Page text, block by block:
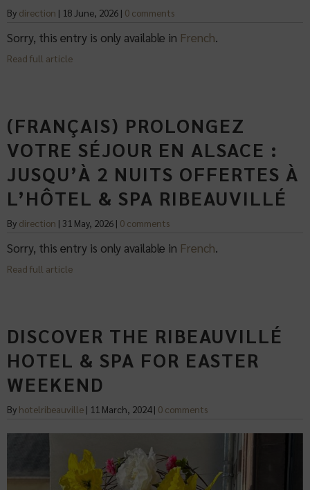
By direction | 18 June, 2026 | 0 comments
Sorry, this entry is only available in French.
Read full article
(FRANÇAIS) PROLONGEZ
VOTRE SÉJOUR EN ALSACE :
JUSQU’À 2 NUITS OFFERTES À
L’HÔTEL & SPA RIBEAUVILLÉ
By direction | 31 May, 2026 | 0 comments
Sorry, this entry is only available in French.
Read full article
DISCOVER THE RIBEAUVILLÉ
HOTEL & SPA FOR EASTER
WEEKEND
By hotelribeauville | 11 March, 2024| 0 comments